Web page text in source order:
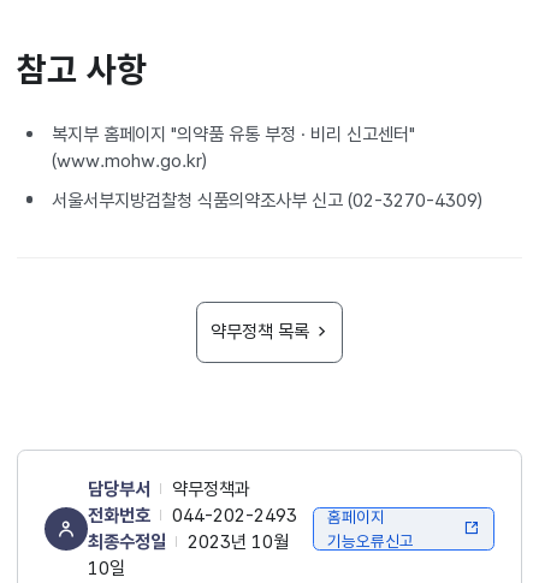
참고 사항
복지부 홈페이지 "의약품 유통 부정 · 비리 신고센터"
(www.mohw.go.kr)
서울서부지방검찰청 식품의약조사부 신고 (02-3270-4309)
약무정책 목록
담당부서
약무정책과
전화번호
044-202-2493
최종수정일
2023년 10월
10일
홈페이지
기능오류신고